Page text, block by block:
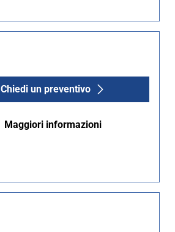
Chiedi un preventivo
Maggiori informazioni